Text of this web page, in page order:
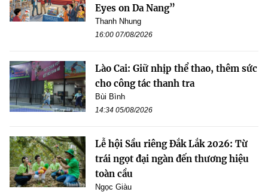
Eyes on Da Nang”
Thanh Nhung
16:00 07/08/2026
Lào Cai: Giữ nhịp thể thao, thêm sức
cho công tác thanh tra
Bùi Bình
14:34 05/08/2026
Lễ hội Sầu riêng Đắk Lắk 2026: Từ
trái ngọt đại ngàn đến thương hiệu
toàn cầu
Ngọc Giàu